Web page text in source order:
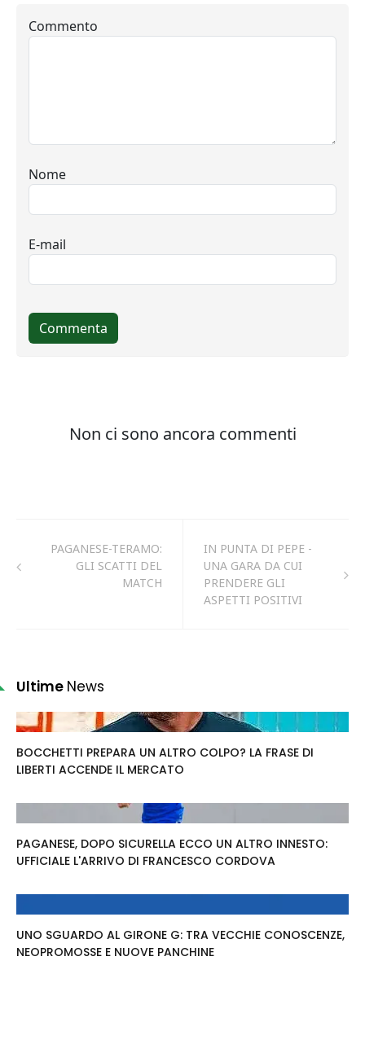
PAGANESE-TERAMO:
GLI SCATTI DEL
MATCH
IN PUNTA DI PEPE -
UNA GARA DA CUI
PRENDERE GLI
ASPETTI POSITIVI
Ultime News
BOCCHETTI PREPARA UN ALTRO COLPO? LA FRASE DI
LIBERTI ACCENDE IL MERCATO
PAGANESE, DOPO SICURELLA ECCO UN ALTRO INNESTO:
UFFICIALE L'ARRIVO DI FRANCESCO CORDOVA
UNO SGUARDO AL GIRONE G: TRA VECCHIE CONOSCENZE,
NEOPROMOSSE E NUOVE PANCHINE